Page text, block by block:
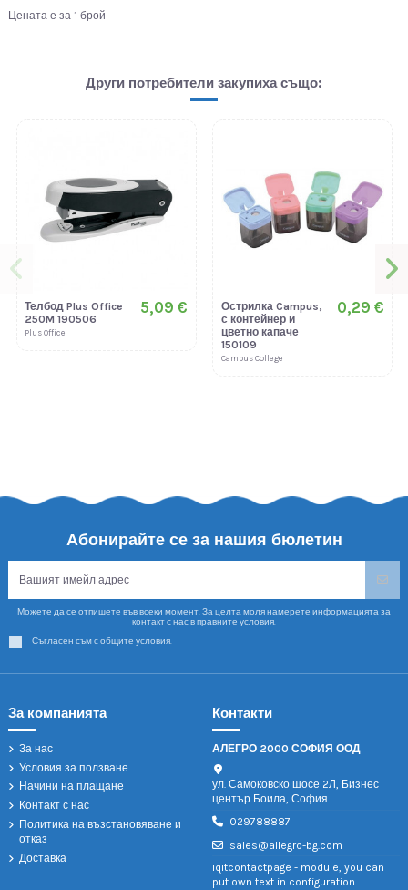
Цената е за 1 брой
Други потребители закупиха също:
Телбод Plus Office
250M 190506
Plus Office
5,09 €
Острилка Campus,
с контейнер и
цветно капаче
150109
Campus College
0,29 €
Абонирайте се за нашия бюлетин
Можете да се отпишете във всеки момент. За целта моля намерете информацията за
контакт с нас в правните условия.
Съгласен съм с общите условия.
За компанията
За нас
Условия за ползване
Начини на плащане
Контакт с нас
Политика на възстановяване и
отказ
Доставка
Контакти
АЛЕГРО 2000 СОФИЯ ООД
ул. Самоковско шосе 2Л, Бизнес
център Боила, София
029788887
sales@allegro-bg.com
iqitcontactpage - module, you can
put own text in configuration